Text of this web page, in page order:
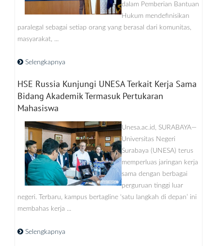
dalam Pemberian Bantuan
Hukum mendefinisikan
paralegal sebagai setiap orang yang berasal dari komunitas,
masyarakat, ...
Selengkapnya
HSE Russia Kunjungi UNESA Terkait Kerja Sama
Bidang Akademik Termasuk Pertukaran
Mahasiswa
Unesa.ac.id, SURABAYA—
Universitas Negeri
Surabaya (UNESA) terus
memperluas jaringan kerja
sama dengan berbagai
perguruan tinggi luar
negeri. Terbaru, kampus bertagline ‘satu langkah di depan’ ini
membahas kerja ...
Selengkapnya